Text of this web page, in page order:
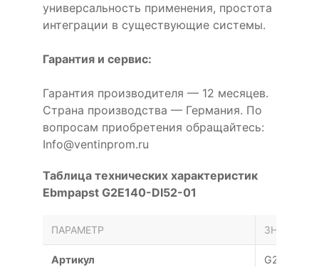
универсальность применения, простота
интеграции в существующие системы.
Гарантия и сервис:
Гарантия производителя — 12 месяцев.
Страна производства — Германия. По
вопросам приобретения обращайтесь:
Info@ventinprom.ru
Таблица технических характеристик
Ebmpapst G2E140-DI52-01
ПАРАМЕТР ЗНАЧЕНИЕ
Артикул G2E140-